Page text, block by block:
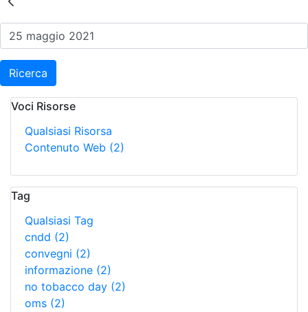
Ricerca
Voci Risorse
Qualsiasi Risorsa
Contenuto Web (2)
Tag
Qualsiasi Tag
cndd (2)
convegni (2)
informazione (2)
no tobacco day (2)
oms (2)